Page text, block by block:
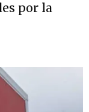
por la